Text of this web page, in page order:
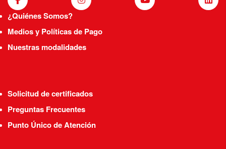
¿Quiénes Somos?
Medios y Políticas de Pago
Nuestras modalidades
Solicitud de certificados
Preguntas Frecuentes
Punto Único de Atención